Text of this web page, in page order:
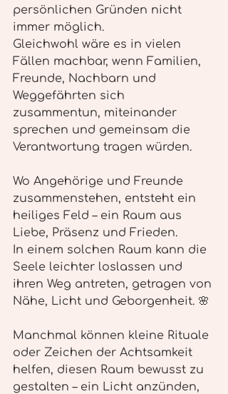
persönlichen Gründen nicht
immer möglich.
Gleichwohl wäre es in vielen
Fällen machbar, wenn Familien,
Freunde, Nachbarn und
Weggefährten sich
zusammentun, miteinander
sprechen und gemeinsam die
Verantwortung tragen würden.
Wo Angehörige und Freunde
zusammenstehen, entsteht ein
heiliges Feld – ein Raum aus
Liebe, Präsenz und Frieden.
In einem solchen Raum kann die
Seele leichter loslassen und
ihren Weg antreten, getragen von
Nähe, Licht und Geborgenheit. 🌸
Manchmal können kleine Rituale
oder Zeichen der Achtsamkeit
helfen, diesen Raum bewusst zu
gestalten – ein Licht anzünden,